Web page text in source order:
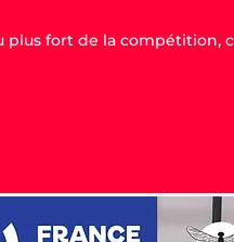
plus fort de la compétition,